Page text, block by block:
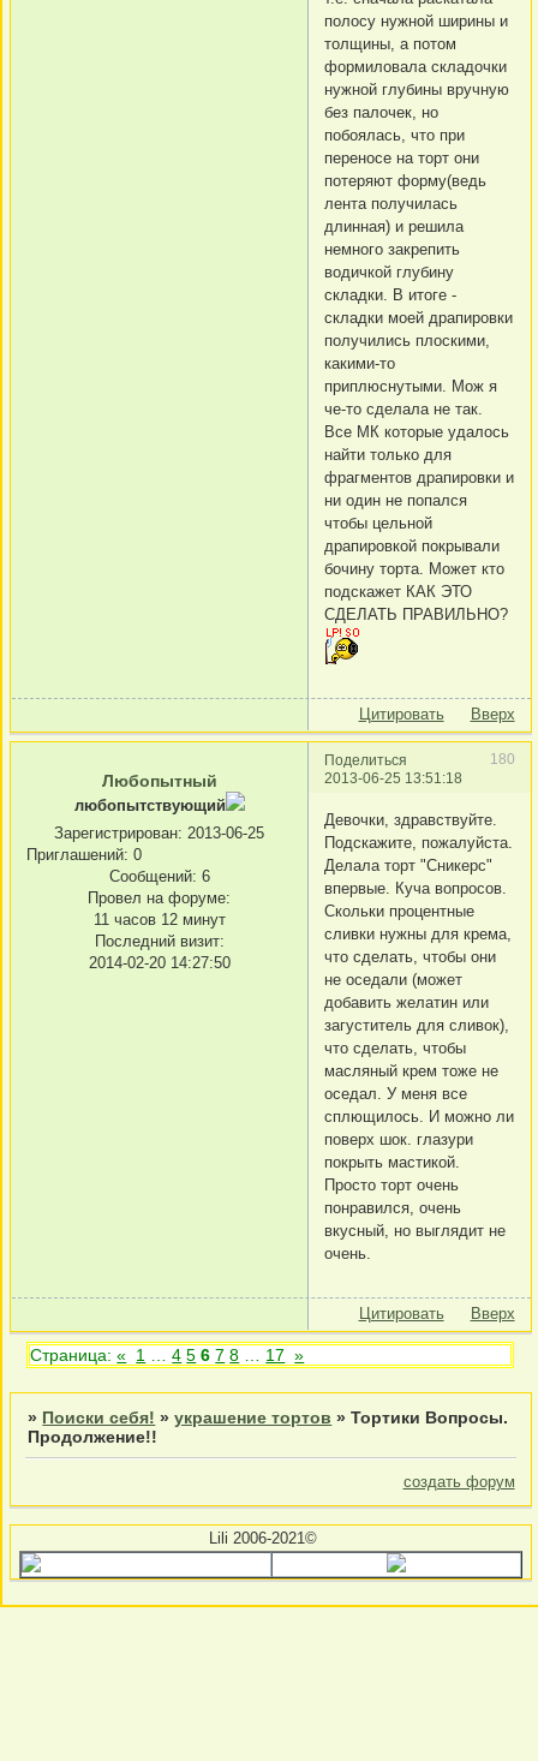
полосу нужной ширины и
толщины, а потом
формиловала складочки
нужной глубины вручную
без палочек, но
побоялась, что при
переносе на торт они
потеряют форму(ведь
лента получилась
длинная) и решила
немного закрепить
водичкой глубину
складки. В итоге -
складки моей драпировки
получились плоскими,
какими-то
приплюснутыми. Мож я
че-то сделала не так.
Все МК которые удалось
найти только для
фрагментов драпировки и
ни один не попался
чтобы цельной
драпировкой покрывали
бочину торта. Может кто
подскажет КАК ЭТО
СДЕЛАТЬ ПРАВИЛЬНО?
Цитировать Вверх
Поделиться
180
2013-06-25 13:51:18
Любопытный
любопытствующий
Зарегистрирован: 2013-06-25
Приглашений: 0
Сообщений: 6
Провел на форуме:
11 часов 12 минут
Последний визит:
2014-02-20 14:27:50
Девочки, здравствуйте.
Подскажите, пожалуйста.
Делала торт "Сникерс"
впервые. Куча вопросов.
Скольки процентные
сливки нужны для крема,
что сделать, чтобы они
не оседали (может
добавить желатин или
загуститель для сливок),
что сделать, чтобы
масляный крем тоже не
оседал. У меня все
сплющилось. И можно ли
поверх шок. глазури
покрыть мастикой.
Просто торт очень
понравился, очень
вкусный, но выглядит не
очень.
Цитировать Вверх
Страница:« 1 4 5 6 7 8 17 »
» Поиски себя! »украшение тортов »Тортики Вопросы.
Продолжение!!
создать форум
Lili 2006-2021©